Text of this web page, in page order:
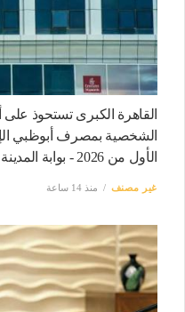
الشخصية بمصرف أبوظبي
الأول من 2026 - بوابة المدينة برس
غير مصنف منذ 14 ساعة